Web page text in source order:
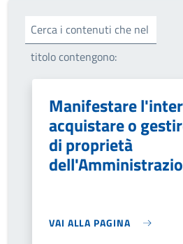
Cerca i contenuti che nel
titolo contengono:
Manifestare
acquistare o
di proprietà
VAI ALLA PAGINA